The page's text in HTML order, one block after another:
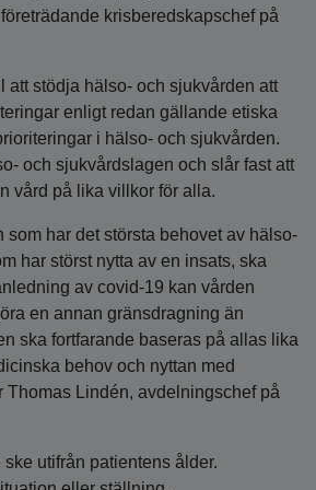
krisberedskapschef på
att stödja hälso- och sjukvården att
enligt redan gällande etiska
i hälso- och sjukvården.
och sjukvårdslagen och slår fast att
vård på lika villkor för alla.
som har det största behovet av hälso-
har störst nytta av en insats, ska
av covid-19 kan vården
en annan gränsdragning än
ska fortfarande baseras på allas lika
behov och nyttan med
Thomas Lindén, avdelningschef på
utifrån patientens ålder.